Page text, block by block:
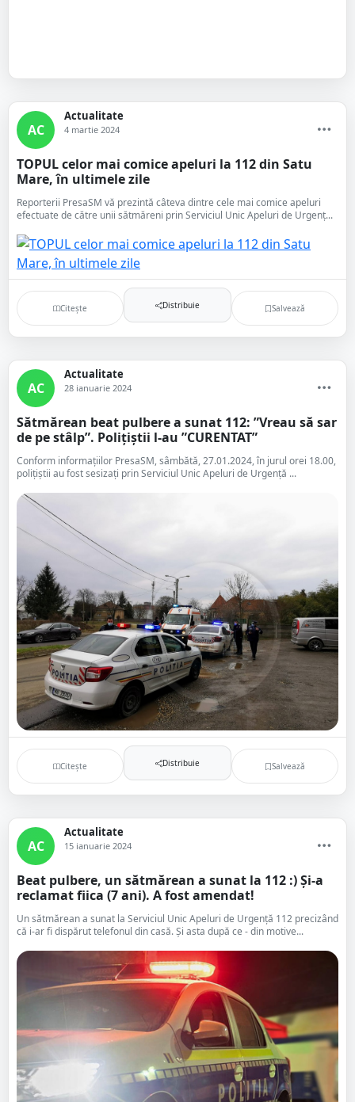
AC
Actualitate
4 martie 2024
TOPUL celor mai comice apeluri la 112 din Satu
Mare, în ultimele zile
Reporterii PresaSM vă prezintă câteva dintre cele mai comice apeluri
efectuate de către unii sătmăreni prin Serviciul Unic Apeluri de Urgenț...
Citește Distribuie Salvează
AC
Actualitate
28 ianuarie 2024
Sătmărean beat pulbere a sunat 112: ”Vreau să sar
de pe stâlp”. Polițiștii l-au ”CURENTAT”
Conform informațiilor PresaSM, sâmbătă, 27.01.2024, în jurul orei 18.00,
polițiștii au fost sesizați prin Serviciul Unic Apeluri de Urgență ...
Citește Distribuie Salvează
AC
Actualitate
15 ianuarie 2024
Beat pulbere, un sătmărean a sunat la 112 :) Și-a
reclamat fiica (7 ani). A fost amendat!
Un sătmărean a sunat la Serviciul Unic Apeluri de Urgență 112 precizând
că i-ar fi dispărut telefonul din casă. Și asta după ce - din motive...